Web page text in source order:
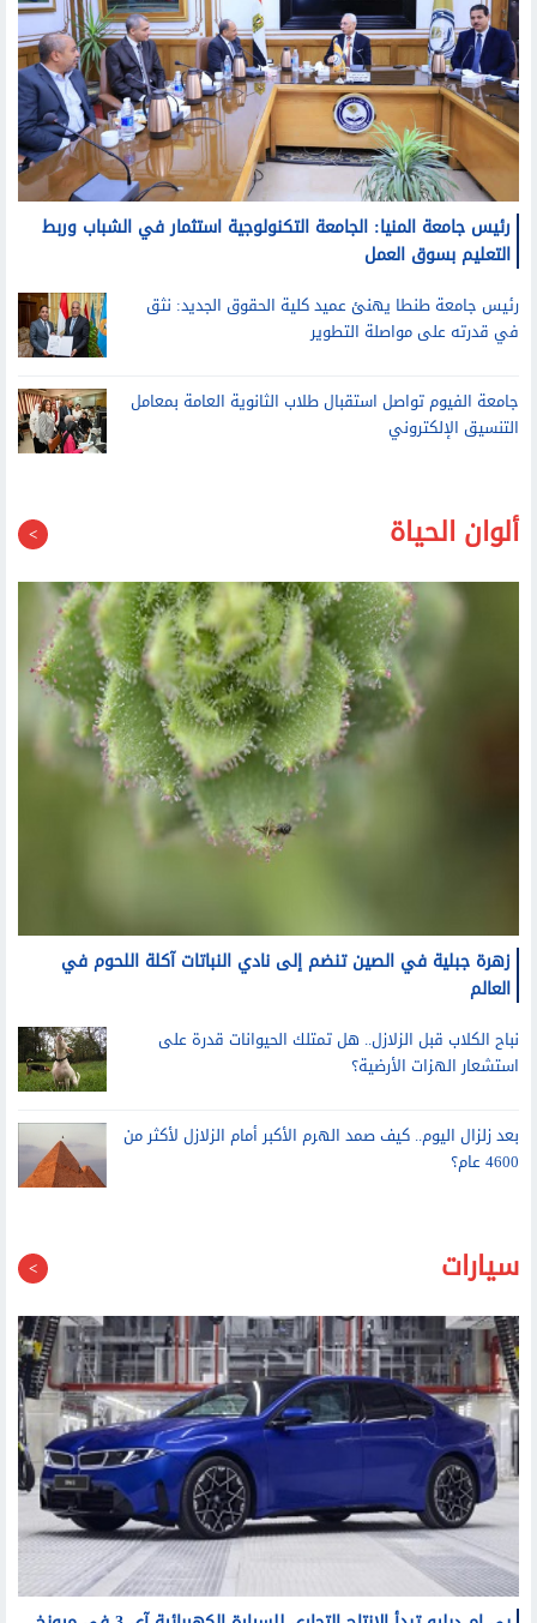
رئيس جامعة المنيا: الجامعة التكنولوجية استثمار في الشباب وربط
التعليم بسوق العمل
رئيس جامعة طنطا يهنئ عميد كلية الحقوق الجديد: نثق
في قدرته على مواصلة التطوير
جامعة الفيوم تواصل استقبال طلاب الثانوية العامة بمعامل
التنسيق الإلكتروني
ألوان الحياة
زهرة جبلية في الصين تنضم إلى نادي النباتات آكلة اللحوم في
العالم
نباح الكلاب قبل الزلازل.. هل تمتلك الحيوانات قدرة على
استشعار الهزات الأرضية؟
بعد زلزال اليوم.. كيف صمد الهرم الأكبر أمام الزلازل لأكثر من
4600 عام؟
سيارات